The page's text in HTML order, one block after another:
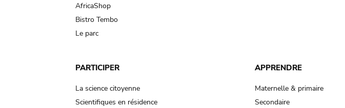
AfricaShop
Bistro Tembo
Le parc
PARTICIPER
La science citoyenne
Scientifiques en résidence
APPRENDRE
Maternelle & primaire
Secondaire